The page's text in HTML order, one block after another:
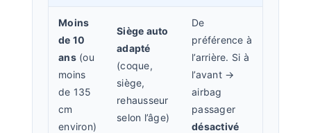
Moins
de 10
ans(ou
moins
de 135
cm
environ)
Siège auto
adapté
(coque,
siège,
rehausseur
selon l’âge)
De
préférence à
l’arrière. Si à
l’avant →
airbag
passager
désactivé